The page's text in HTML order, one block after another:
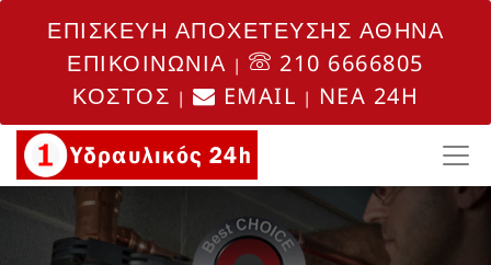
ΕΠΙΣΚΕΥΗ ΑΠΟΧΕΤΕΥΣΗΣ ΑΘΗΝΑ
ΕΠΙΚΟΙΝΩΝΙΑ |
210 6666805
ΚΟΣΤΟΣ | EMAIL | NEA 24H